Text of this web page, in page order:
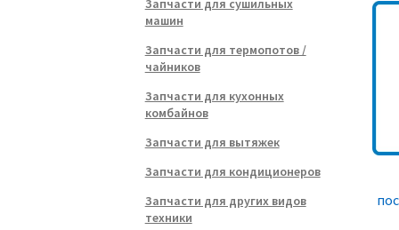
Запчасти для сушильных
машин
Запчасти для термопотов /
чайников
Запчасти для кухонных
комбайнов
Запчасти для вытяжек
Запчасти для кондиционеров
Запчасти для других видов
техники